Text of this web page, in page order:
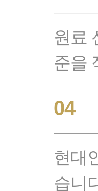
원료
준을
04
현대
습니